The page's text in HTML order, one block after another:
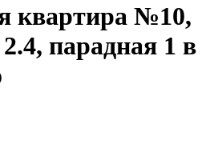
квартира №10,
парадная 1 в